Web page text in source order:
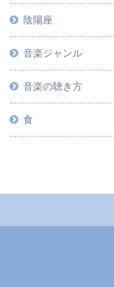
陰陽座
音楽ジャンル
音楽の聴き方
食